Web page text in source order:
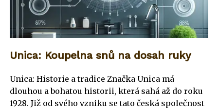
Unica: Koupelna snů na dosah ruky
Unica: Historie a tradice Značka Unica má
dlouhou a bohatou historii, která sahá až do roku
1928. Již od svého vzniku se tato česká společnost